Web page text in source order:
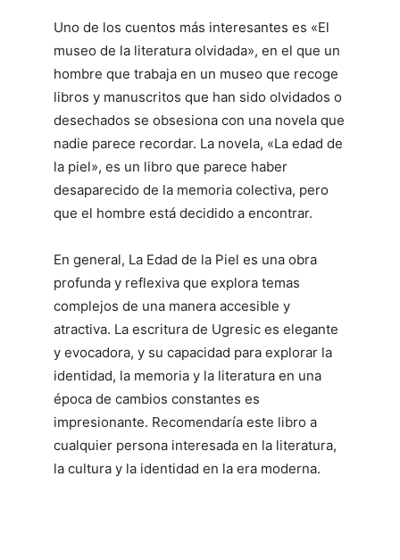
Uno de los cuentos más interesantes es «El
museo de la literatura olvidada», en el que un
hombre que trabaja en un museo que recoge
libros y manuscritos que han sido olvidados o
desechados se obsesiona con una novela que
nadie parece recordar. La novela, «La edad de
la piel», es un libro que parece haber
desaparecido de la memoria colectiva, pero
que el hombre está decidido a encontrar.
En general, La Edad de la Piel es una obra
profunda y reflexiva que explora temas
complejos de una manera accesible y
atractiva. La escritura de Ugresic es elegante
y evocadora, y su capacidad para explorar la
identidad, la memoria y la literatura en una
época de cambios constantes es
impresionante. Recomendaría este libro a
cualquier persona interesada en la literatura,
la cultura y la identidad en la era moderna.